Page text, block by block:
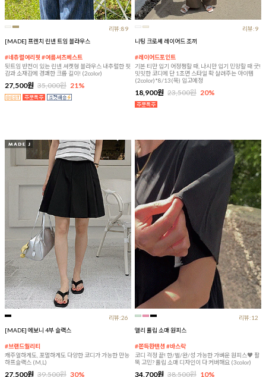
리뷰:89
[MADE] 프렌치 린넨 트임 블라우스
#네츄럴여리핏 #여름셔츠베스트
뒷트임 반전이 있는 린넨 셔켓형 블라우스 내추럴한 핏
감과 소재감에 경쾌한 크롭 길이! (2color)
27,500원 35,000원 21%
리뷰:9
니팅 크로셰 레이어드 조끼
#레이어드포인트
기본 티만 입기 어정쩡할 때, 나시만 입기 민망할 때 굿!
밋밋한 코디에 단 1초면 스타일 확 살려주는 아이템
(2color)*8/13(목) 입고예정
18,900원 23,500원 20%
리뷰:26
[MADE] 에보니 4부 슬랙스
#브랜드퀄리티
캐주얼하게도, 포멀하게도 다양한 코디가 가능한 만능
하프슬랙스 (M,L)
27,500원 39,500원 30%
리뷰:12
앨리 튤립 소매 원피스
#쫀득한텐션 #바스락
코디 걱정 끝! 한/벌/완/성 가능한 가벼운 원피스♥ 팔
뚝 고민? 튤립 소매 디자인이 다 커버해요 (3color)
34,700원 38,500원 10%